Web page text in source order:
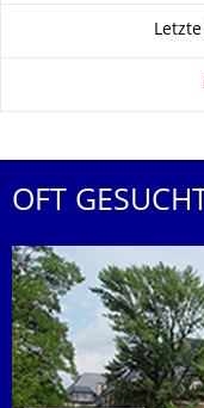
OFT GESUCHT